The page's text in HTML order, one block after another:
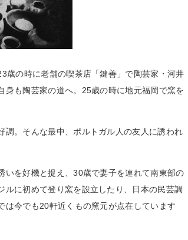
歳の時に老舗の喫茶店「鍵善」で陶芸家・河井
も陶芸家の道へ。25歳の時に地元福岡で窯を
調。そんな最中、ポルトガル人の友人に誘われ
いを好機と捉え、30歳で妻子を連れて南東部の
に初めて登り窯を設立したり、日本の民芸調
今でも20軒近くもの窯元が点在しています